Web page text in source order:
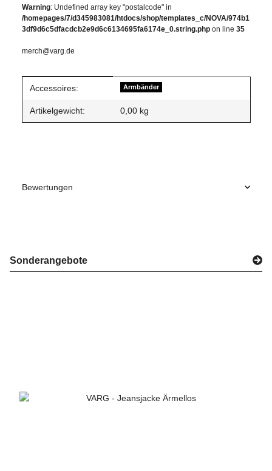
Warning: Undefined array key "postalcode" in
/homepages/7/d345983081/htdocs/shop/templates_c/NOVA/974b1
3df9d6c5dfacdcb2e9d6c6134695fa6174e_0.string.php on line 35
merch@varg.de
Produkteigenschaft
Wert
Accessoires: Armbänder
Artikelgewicht: 0,00 kg
Bewertungen
Sonderangebote